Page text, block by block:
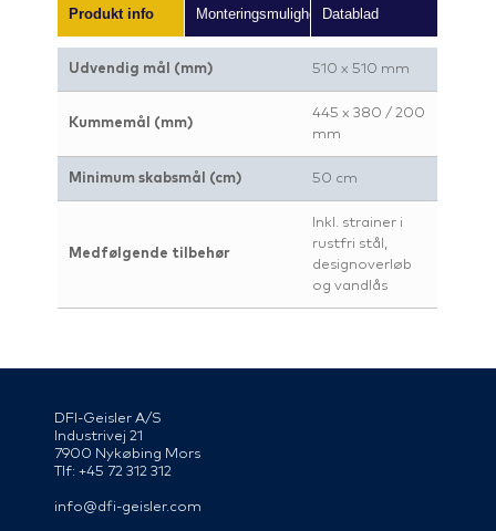
Produkt info MonteringsmulighederDatablad
Udvendig mål (mm) 510 x 510 mm
Kummemål (mm)
445 x 380 / 200
mm
Minimum skabsmål (cm) 50 cm
Medfølgende tilbehør
Inkl. strainer i
rustfri stål,
designoverløb
og vandlås
DFI-Geisler A/S
Industrivej 21
7900 Nykøbing Mors
Tlf: +45 72 312 312
info@dfi-geisler.com